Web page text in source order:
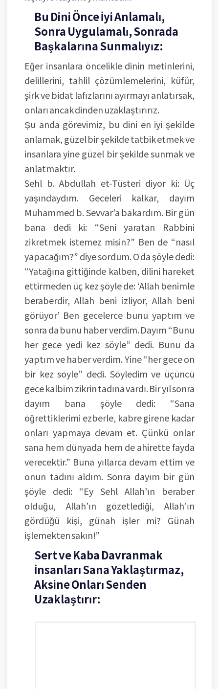
Bu Dini Önce İyi Anlamalı,
Sonra Uygulamalı, Sonrada
Başkalarına Sunmalıyız:
Eğer insanlara öncelikle dinin metinlerini,
delillerini, tahlil çözümlemelerini, küfür,
şirk ve bidat lafızlarını ayırmayı anlatırsak,
onları ancak dinden uzaklaştırırız.
Şu anda görevimiz, bu dini en iyi şekilde
anlamak, güzel bir şekilde tatbik etmek ve
insanlara yine güzel bir şekilde sunmak ve
anlatmaktır.
Sehl b. Abdullah et-Tüsteri diyor ki: Üç
yaşındaydım. Geceleri kalkar, dayım
Muhammed b. Sevvar’a bakardım. Bir gün
bana dedi ki: “Seni yaratan Rabbini
zikretmek istemez misin?” Ben de “nasıl
yapacağım?” diye sordum. O da şöyle dedi:
“Yatağına gittiğinde kalben, dilini hareket
ettirmeden üç kez şöyle de: ‘Allah benimle
beraberdir, Allah beni izliyor, Allah beni
görüyor’ Ben gecelerce bunu yaptım ve
sonra da bunu haber verdim. Dayım “Bunu
her gece yedi kez söyle” dedi. Bunu da
yaptım ve haber verdim. Yine “her gece on
bir kez söyle” dedi. Söyledim ve üçüncü
gece kalbim zikrin tadına vardı. Bir yıl sonra
dayım bana şöyle dedi: “Sana
öğrettiklerimi ezberle, kabre girene kadar
onları yapmaya devam et. Çünkü onlar
sana hem dünyada hem de ahirette fayda
verecektir.” Buna yıllarca devam ettim ve
onun tadını aldım. Sonra dayım bir gün
şöyle dedi: “Ey Sehl Allah’ın beraber
olduğu, Allah’ın gözetlediği, Allah’ın
gördüğü kişi, günah işler mi? Günah
işlemekten sakın!”
Sert ve Kaba Davranmak
İnsanları Sana Yaklaştırmaz,
Aksine Onları Senden
Uzaklaştırır: